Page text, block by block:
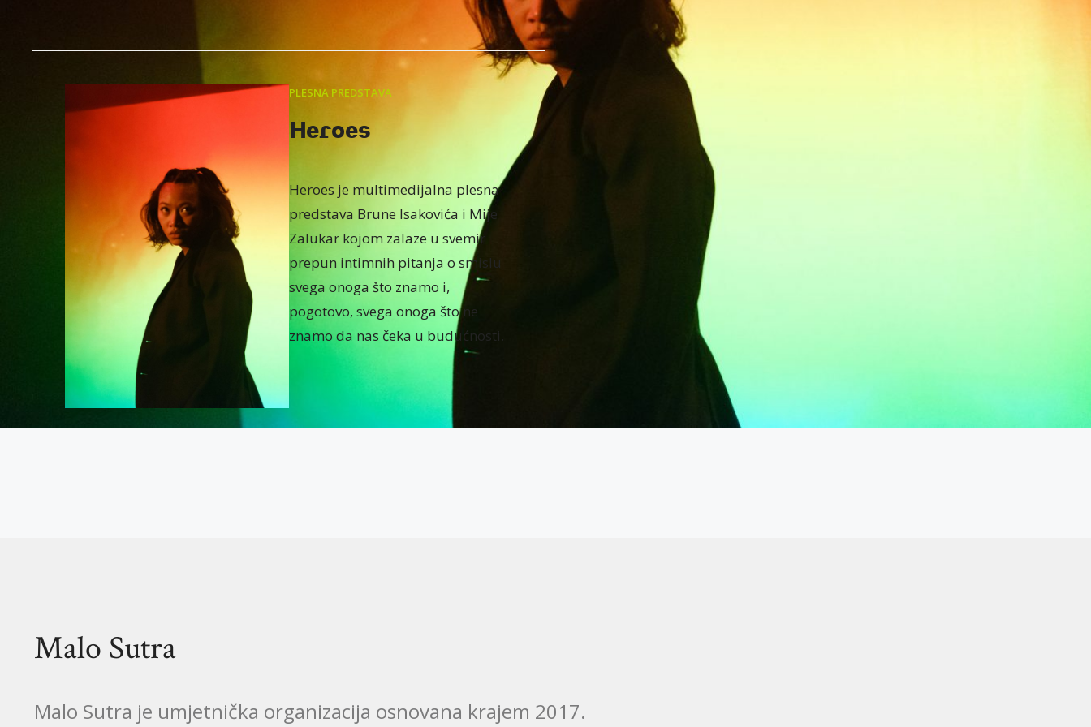
PLESNA PREDSTAVA
Heroes
Heroes je multimedijalna plesna
predstava Brune Isakovića i Mije
Zalukar kojom zalaze u svemir
prepun intimnih pitanja o smislu
svega onoga što znamo i,
pogotovo, svega onoga što ne
znamo da nas čeka u budućnosti.
Malo Sutra
Malo Sutra je umjetnička organizacija osnovana krajem 2017.